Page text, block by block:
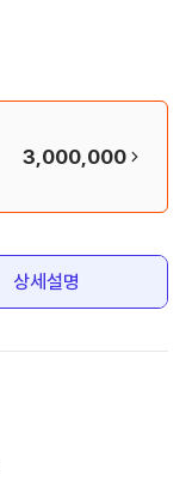
3,000,000
상세설명